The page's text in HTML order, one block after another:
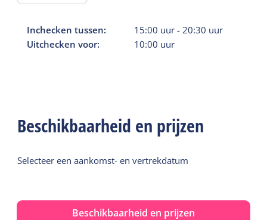
Inchecken tussen: 15:00 uur -20:30 uur
Uitchecken voor:
10:00 uur
Beschikbaarheid en prijzen
Selecteer een aankomst- en vertrekdatum
Beschikbaarheid en prijzen